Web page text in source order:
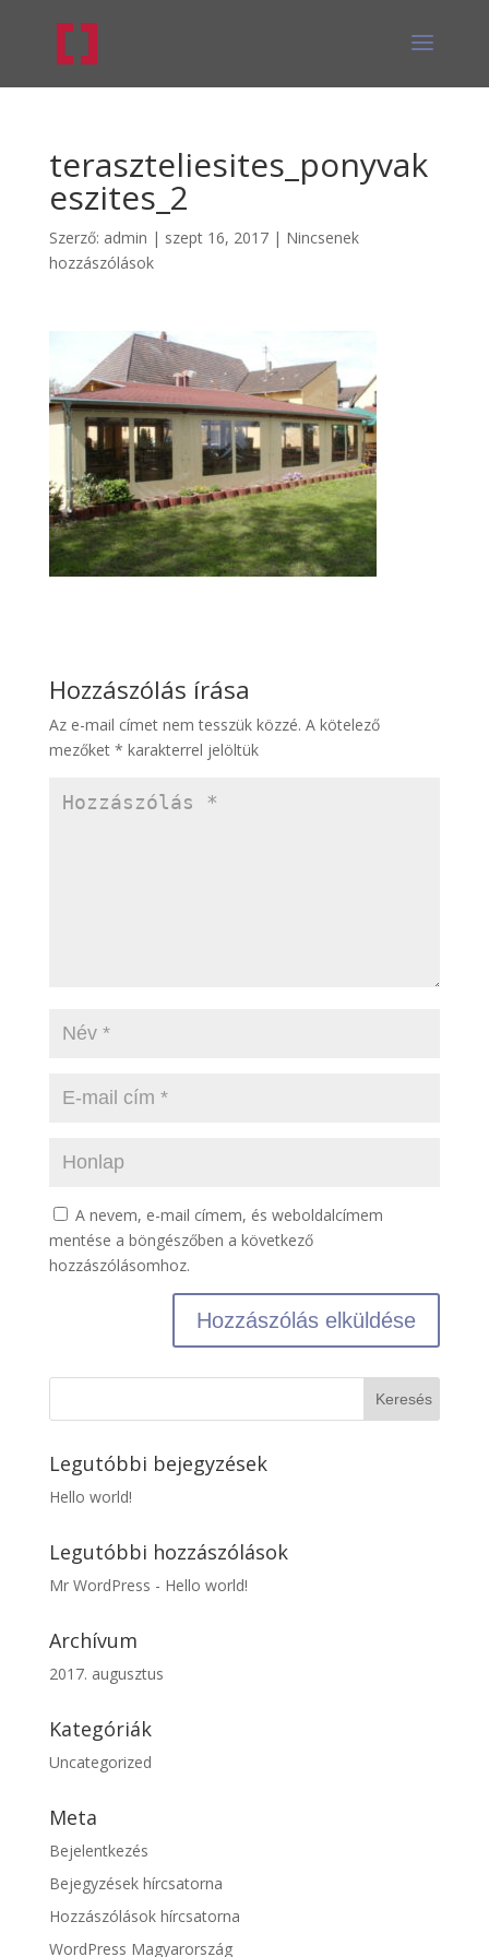
teraszteliesites_ponyvak
eszites_2
Szerző: admin | szept 16, 2017| Nincsenek
hozzászólások
Hozzászólás írása
Az e-mail címet nem tesszük közzé. A kötelező
mezőket * karakterrel jelöltük
A nevem, e-mail címem, és weboldalcímem
mentése a böngészőben a következő
hozzászólásomhoz.
Legutóbbi bejegyzések
Hello world!
Legutóbbi hozzászólások
Mr WordPress - Hello world!
Archívum
2017. augusztus
Kategóriák
Uncategorized
Meta
Bejelentkezés
Bejegyzések hírcsatorna
Hozzászólások hírcsatorna
WordPress Magyarország